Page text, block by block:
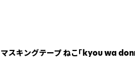
マスキングテープ ねこ「kyou wa